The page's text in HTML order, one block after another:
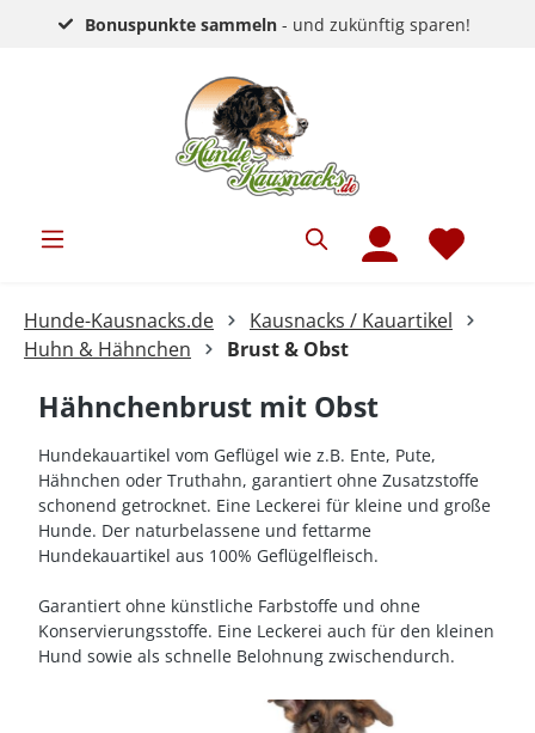
Bonuspunkte sammeln - und zukünftig sparen!
Hunde-Kausnacks.de
Kausnacks / Kauartikel
Huhn & Hähnchen
Brust & Obst
Hähnchenbrust mit Obst
Hundekauartikel vom Geflügel wie z.B. Ente, Pute,
Hähnchen oder Truthahn, garantiert ohne Zusatzstoffe
schonend getrocknet. Eine Leckerei für kleine und große
Hunde. Der naturbelassene und fettarme
Hundekauartikel aus 100% Geflügelfleisch.
Garantiert ohne künstliche Farbstoffe und ohne
Konservierungsstoffe. Eine Leckerei auch für den kleinen
Hund sowie als schnelle Belohnung zwischendurch.